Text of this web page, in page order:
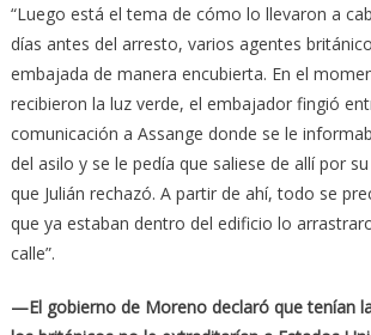
“Luego está el tema de cómo lo llevaron a
días antes del arresto, varios agentes
embajada de manera encubierta. En el
recibieron la luz verde, el embajador fingió
comunicación a Assange donde se le
del asilo y se le pedía que saliese de allí por
que Julián rechazó. A partir de ahí, todo se
que ya estaban dentro del edificio lo
calle”.
—El gobierno de Moreno declaró que tenían